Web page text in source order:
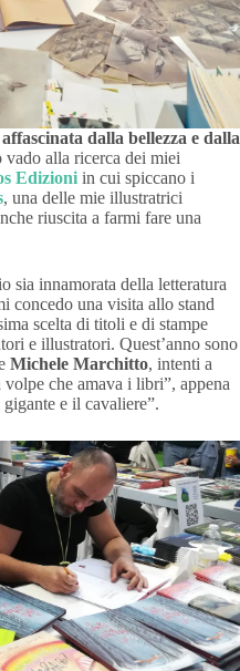
affascinata dalla bellezza e dalla
alla ricerca dei miei
Edizioni in cui spiccano i
, una delle mie illustratrici
riuscita a farmi fare una
sia innamorata della letteratura
concedo una visita allo stand
scelta di titoli e di stampe
e illustratori. Quest’anno sono
Michele Marchitto, intenti a
che amava i libri”, appena
e il cavaliere”.